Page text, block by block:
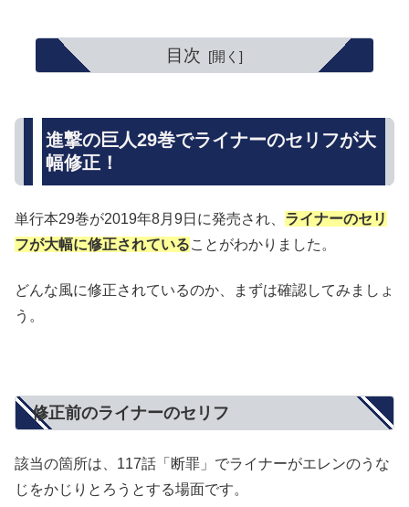
目次
進撃の巨人29巻でライナーのセリフが大
幅修正！
単行本29巻が2019年8月9日に発売され、 ライナーのセリ
フが大幅に修正されていることがわかりました。
どんな風に修正されているのか、まずは確認してみましょ
う。
修正前のライナーのセリフ
該当の箇所は、117話「断罪」でライナーがエレンのうな
じをかじりとろうとする場面です。